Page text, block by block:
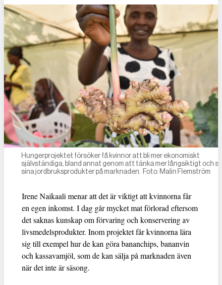
Hungerprojektet försöker få kvinnor att bli mer ekonomiskt
självständiga, bland annat genom att tänka mer långsiktigt och
sina jordbruksprodukter på marknaden. Foto: Malin Flemström
Irene Naikaali menar att det är viktigt att kvinnorna får
en egen inkomst. I dag går mycket mat förlorad eftersom
det saknas kunskap om förvaring och konservering av
livsmedelsprodukter. Inom projektet får kvinnorna lära
sig till exempel hur de kan göra bananchips, bananvin
och kassavamjöl, som de kan sälja på marknaden även
när det inte är säsong.